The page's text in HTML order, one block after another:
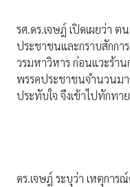
รศ.ดร.เจษฎ์ เปิดเผยว่า
ประชาชนและกราบสักก
วรมหาวิหาร ก่อนแวะร้
พรรคประชาชนจำนวนม
ประทับใจ จึงเข้าไปทักท
ดร.เจษฎ์ ระบุว่า เหตุกา